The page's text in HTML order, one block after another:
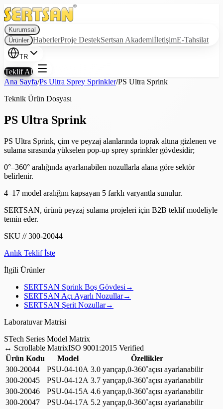
Kurumsal
Ürünler HaberlerProje DestekSertsan AkademiİletişimE-Tahsilat
TR
Teklif Al
Ana Sayfa/Ps Ultra Sprey Sprinkler/PS Ultra Sprink
Teknik Ürün Dosyası
PS Ultra Sprink
PS Ultra Sprink, çim ve peyzaj alanlarında toprak altına gizlenen ve
sulama sırasında yükselen pop-up sprey sprinkler gövdesidir;
0°–360° aralığında ayarlanabilen nozullarla alana göre sektör
belirlenir.
4–17 model aralığını kapsayan 5 farklı varyantla sunulur.
SERTSAN, ürünü peyzaj sulama projeleri için B2B teklif modeliyle
temin eder.
SKU // 300-20044
Anlık Teklif İste
İlgili Ürünler
SERTSAN Sprink Boş Gövdesi →
SERTSAN Açı Ayarlı Nozullar→
SERTSAN Şerit Nozullar→
Laboratuvar Matrisi
STech Series Model Matrix
↔ Scrollable MatrixISO 9001:2015 Verified
Ürün Kodu
Model
Özellikler
300-20044
PSU-04-10A 3.0 yarıçap,0-360˚açısı ayarlanabilir
300-20045
PSU-04-12A 3.7 yarıçap,0-360˚açısı ayarlanabilir
300-20046
PSU-04-15A 4.6 yarıçap,0-360˚açısı ayarlanabilir
300-20047
PSU-04-17A 5.2 yarıçap,0-360˚açısı ayarlanabilir